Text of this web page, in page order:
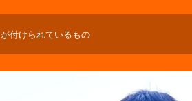
付けられているもの